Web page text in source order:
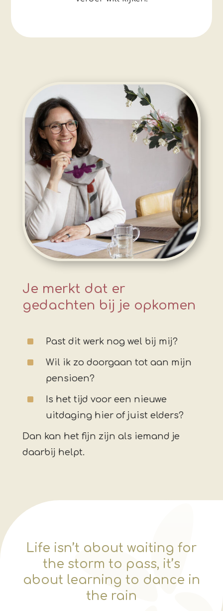
Je merkt dat er
gedachten bij je opkomen
^ Past dit werk nog wel bij mij?
^
Wil ik zo doorgaan tot aan mijn
pensioen?
^
Is het tijd voor een nieuwe
uitdaging hier of juist elders?
Dan kan het fijn zijn als iemand je
daarbij helpt.
Life isn’t about waiting for
the storm to pass, it’s
about learning to dance in
the rain